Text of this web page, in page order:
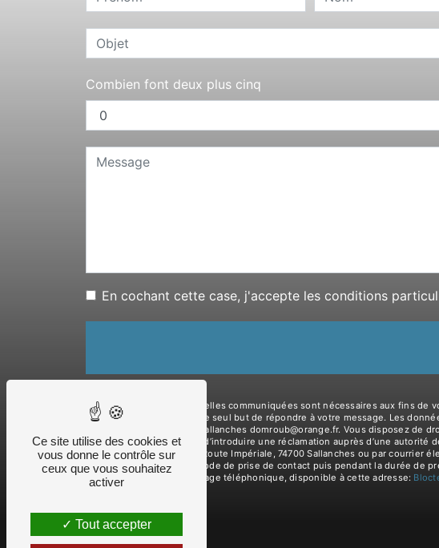
Combien font deux plus cinq
En cochant cette case, j'accepte les conditions
** Les données personnelles communiquées sont nécessaires aux fins de
ses sous-traitants dans le seul but de répondre à votre message. Les
Route Impériale, 74700 Sallanches domroub@orange.fr. Vous disposez
tout moment et du droit d’introduire une réclamation auprès d’une autorité
l'adresse 998 Ancienne Route Impériale, 74700 Sallanches ou par courrier
données pendant la période de prise de contact puis pendant la durée de
d'opposition au démarchage téléphonique, disponible à cette adresse:
Ce site utilise des cookies et
vous donne le contrôle sur
ceux que vous souhaitez
activer
Tout accepter